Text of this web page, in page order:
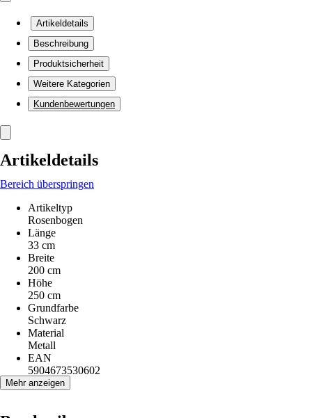
Artikeldetails
Beschreibung
Produktsicherheit
Weitere Kategorien
Kundenbewertungen
Artikeldetails
Bereich überspringen
Artikeltyp
Rosenbogen
Länge
33 cm
Breite
200 cm
Höhe
250 cm
Grundfarbe
Schwarz
Material
Metall
EAN
5904673530602
Mehr anzeigen